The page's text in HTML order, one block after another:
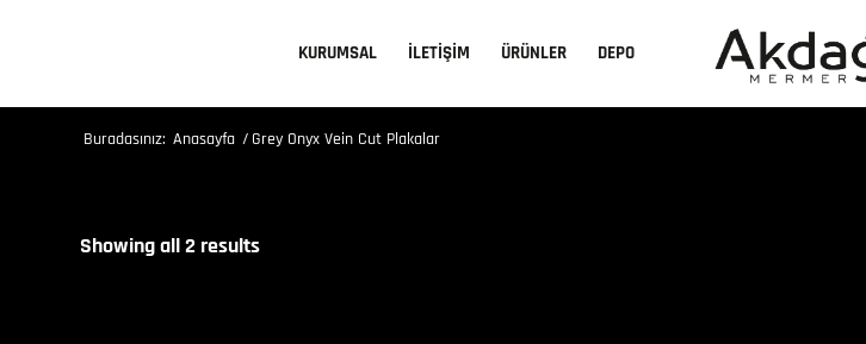
KURUMSAL İLETİŞİM ÜRÜNLER DEPO
Buradasınız: Anasayfa / Grey Onyx Vein Cut Plakalar
Showing all 2 results